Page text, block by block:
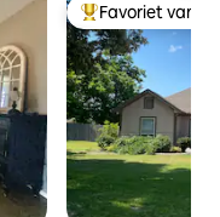
Topfavoriet van
Favoriet van